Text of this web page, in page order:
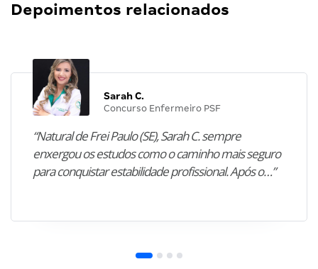
Depoimentos relacionados
Sarah C.
Concurso Enfermeiro PSF
“Natural de Frei Paulo (SE), Sarah C. sempre
enxergou os estudos como o caminho mais seguro
para conquistar estabilidade profissional. Após o…”